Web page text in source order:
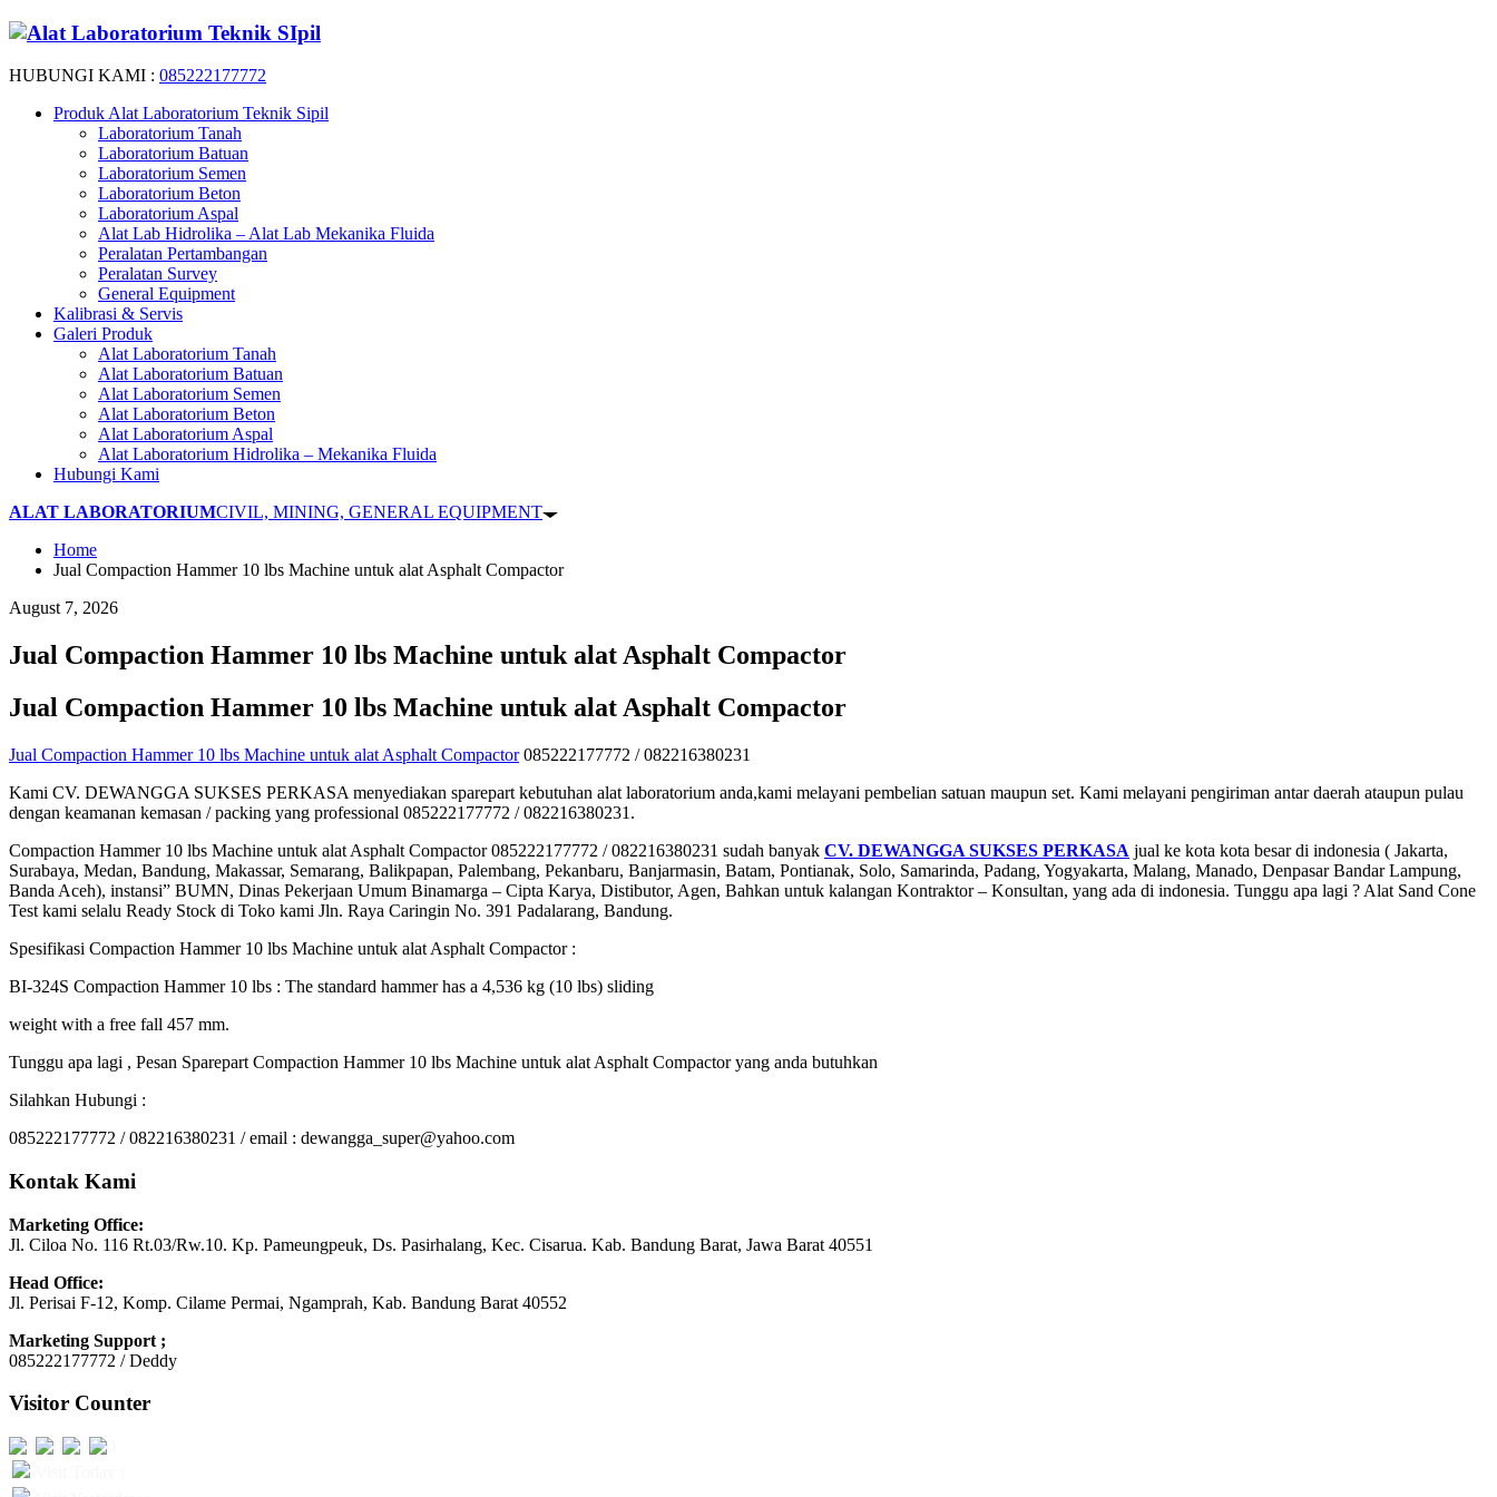
HUBUNGI KAMI : 085222177772
Produk Alat Laboratorium Teknik Sipil
Laboratorium Tanah
Laboratorium Batuan
Laboratorium Semen
Laboratorium Beton
Laboratorium Aspal
Alat Lab Hidrolika – Alat Lab Mekanika Fluida
Peralatan Pertambangan
Peralatan Survey
General Equipment
Kalibrasi & Servis
Galeri Produk
Alat Laboratorium Tanah
Alat Laboratorium Batuan
Alat Laboratorium Semen
Alat Laboratorium Beton
Alat Laboratorium Aspal
Alat Laboratorium Hidrolika – Mekanika Fluida
Hubungi Kami
ALAT LABORATORIUMCIVIL, MINING, GENERAL EQUIPMENT
Home
Jual Compaction Hammer 10 lbs Machine untuk alat Asphalt Compactor
August 7, 2026
Jual Compaction Hammer 10 lbs Machine untuk alat Asphalt Compactor
Jual Compaction Hammer 10 lbs Machine untuk alat Asphalt Compactor
Jual Compaction Hammer 10 lbs Machine untuk alat Asphalt Compactor085222177772 / 082216380231
Kami CV. DEWANGGA SUKSES PERKASA menyediakan sparepart kebutuhan alat laboratorium anda,kami melayani pembelian satuan maupun set. Kami melayani pengiriman antar daerah ataupun pulau
dengan keamanan kemasan / packing yang professional 085222177772 / 082216380231.
Compaction Hammer 10 lbs Machine untuk alat Asphalt Compactor 085222177772 / 082216380231 sudah banyak CV. DEWANGGA SUKSES PERKASA jual ke kota kota besar di indonesia ( Jakarta,
Surabaya, Medan, Bandung, Makassar, Semarang, Balikpapan, Palembang, Pekanbaru, Banjarmasin, Batam, Pontianak, Solo, Samarinda, Padang, Yogyakarta, Malang, Manado, Denpasar Bandar Lampung,
Banda Aceh), instansi” BUMN, Dinas Pekerjaan Umum Binamarga – Cipta Karya, Distibutor, Agen, Bahkan untuk kalangan Kontraktor – Konsultan, yang ada di indonesia. Tunggu apa lagi ? Alat Sand Cone
Test kami selalu Ready Stock di Toko kami Jln. Raya Caringin No. 391 Padalarang, Bandung.
Spesifikasi Compaction Hammer 10 lbs Machine untuk alat Asphalt Compactor :
BI-324S Compaction Hammer 10 lbs : The standard hammer has a 4,536 kg (10 lbs) sliding
weight with a free fall 457 mm.
Tunggu apa lagi , Pesan Sparepart Compaction Hammer 10 lbs Machine untuk alat Asphalt Compactor yang anda butuhkan
Silahkan Hubungi :
085222177772 / 082216380231 / email : dewangga_super@yahoo.com
Kontak Kami
Marketing Office:
Jl. Ciloa No. 116 Rt.03/Rw.10. Kp. Pameungpeuk, Ds. Pasirhalang, Kec. Cisarua. Kab. Bandung Barat, Jawa Barat 40551
Head Office:
Jl. Perisai F-12, Komp. Cilame Permai, Ngamprah, Kab. Bandung Barat 40552
Marketing Support ;
085222177772 / Deddy
Visitor Counter